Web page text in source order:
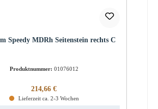
Speedy MDRh Seitenstein rechts C
Produktnummer: 01076012
Regulärer Preis:
214,66 €
Lieferzeit ca. 2-3 Wochen